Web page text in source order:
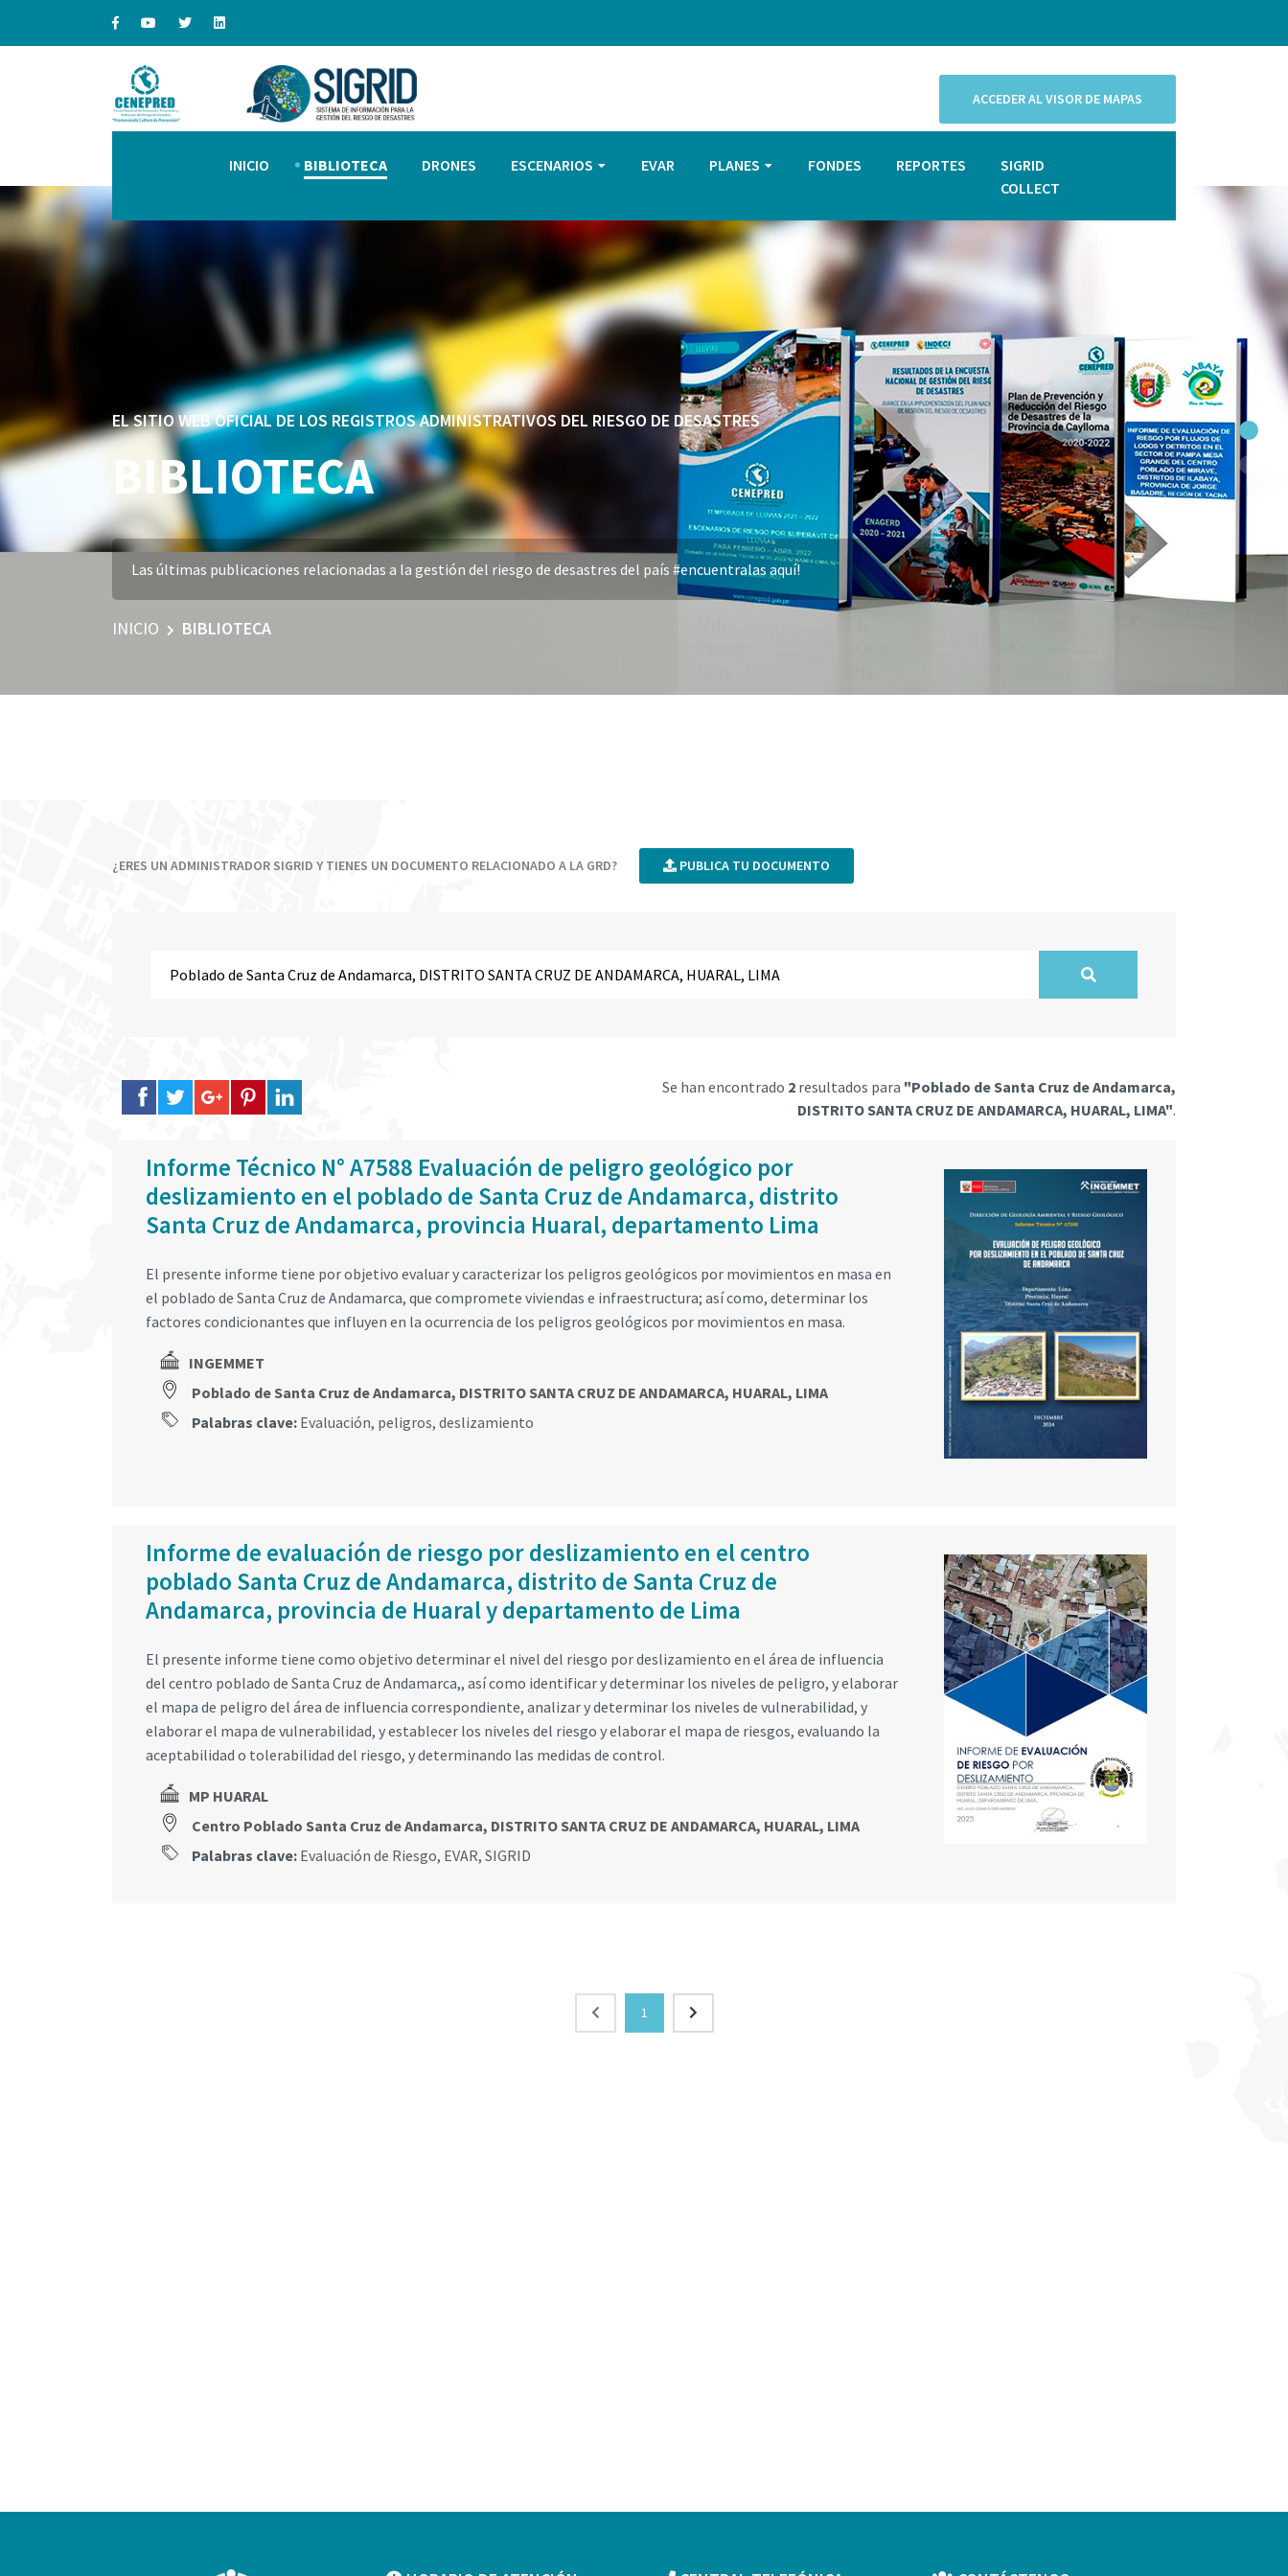
ACCEDER AL VISOR DE MAPAS
INICIO BIBLIOTECA DRONES ESCENARIOS EVAR PLANES FONDES REPORTES
SIGRID
COLLECT
EL SITIO WEB OFICIAL DE LOS REGISTROS ADMINISTRATIVOS DEL RIESGO DE DESASTRES
BIBLIOTECA
Las últimas publicaciones relacionadas a la gestión del riesgo de desastres del país #encuentralas aquí!
INICIO BIBLIOTECA
¿ERES UN ADMINISTRADOR SIGRID Y TIENES UN DOCUMENTO RELACIONADO A LA GRD? PUBLICA TU DOCUMENTO
Se han encontrado 2 resultados para "Poblado de Santa Cruz de Andamarca,
DISTRITO SANTA CRUZ DE ANDAMARCA, HUARAL, LIMA".
Informe Técnico N° A7588 Evaluación de peligro geológico por
deslizamiento en el poblado de Santa Cruz de Andamarca, distrito
Santa Cruz de Andamarca, provincia Huaral, departamento Lima
El presente informe tiene por objetivo evaluar y caracterizar los peligros geológicos por movimientos en masa en
el poblado de Santa Cruz de Andamarca, que compromete viviendas e infraestructura; así como, determinar los
factores condicionantes que influyen en la ocurrencia de los peligros geológicos por movimientos en masa.
INGEMMET
Poblado de Santa Cruz de Andamarca, DISTRITO SANTA CRUZ DE ANDAMARCA, HUARAL, LIMA
Palabras clave: Evaluación, peligros, deslizamiento
Informe de evaluación de riesgo por deslizamiento en el centro
poblado Santa Cruz de Andamarca, distrito de Santa Cruz de
Andamarca, provincia de Huaral y departamento de Lima
El presente informe tiene como objetivo determinar el nivel del riesgo por deslizamiento en el área de influencia
del centro poblado de Santa Cruz de Andamarca,, así como identificar y determinar los niveles de peligro, y elaborar
el mapa de peligro del área de influencia correspondiente, analizar y determinar los niveles de vulnerabilidad, y
elaborar el mapa de vulnerabilidad, y establecer los niveles del riesgo y elaborar el mapa de riesgos, evaluando la
aceptabilidad o tolerabilidad del riesgo, y determinando las medidas de control.
MP HUARAL
Centro Poblado Santa Cruz de Andamarca, DISTRITO SANTA CRUZ DE ANDAMARCA, HUARAL, LIMA
Palabras clave: Evaluación de Riesgo, EVAR, SIGRID
1